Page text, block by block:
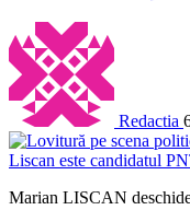
Redactia
Marian LISCAN